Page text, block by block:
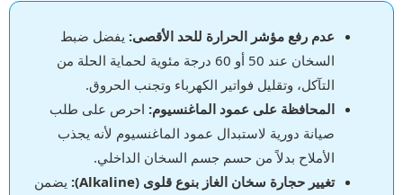
عدم رفع مؤشر الحرارة للحد الأقصى: يفضل ضبط
السخان عند 50 أو 60 درجة مئوية لحماية الحلة من
التآكل، وتقليل فواتير الكهرباء وتجنب الحروق.
المحافظة على عمود الماغنسيوم: احرص على طلب
صيانة دورية لاستبدال عمود الماغنسيوم لأنه يجذب
الأملاح بدلاً من حسم جسم السخان الداخلي.
تغيير حجارة سخان الغاز بنوع قلوى (Alkaline):
يضمن